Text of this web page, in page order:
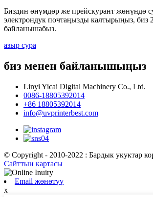
Биздин өнүмдөр же прейскурант жөнүндө
электрондук почтаңызды калтырыңыз, биз
байланышабыз.
азыр сура
биз менен байланышыңыз
Linyi Yicai Digital Machinery Co., Ltd.
0086-18805392014
+86 18805392014
info@uvprinterbest.com
© Copyright - 2010-2022 : Бардык укуктар
Сайттын картасы
Email жөнөтүү
x